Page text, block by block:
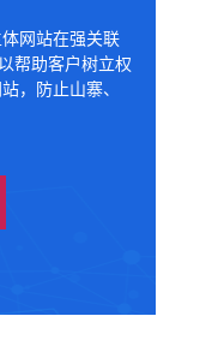
网站在强关联
帮助客户树立权
，防止山寨、